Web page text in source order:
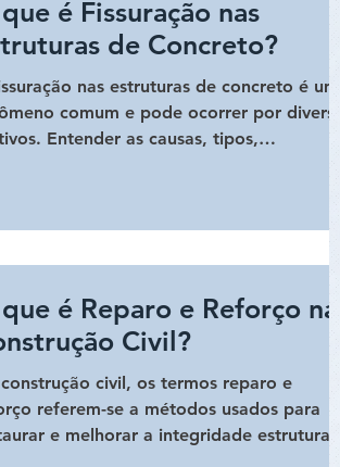
é Fissuração nas
de Concreto?
nas estruturas de concreto é um
comum e pode ocorrer por
Entender as causas, tipos,
é Reparo e Reforço na
Civil?
civil, os termos reparo e
usados para
e melhorar a integridade estrutural